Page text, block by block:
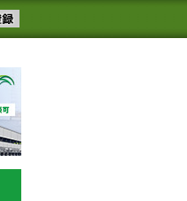
スメール配信を登録す